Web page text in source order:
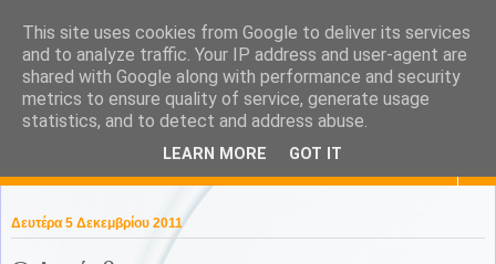
KaPa. Me without you...tea
without a biscuit!
Δευτέρα 5 Δεκεμβρίου 2011
This site uses cookies from Google to deliver its services
and to analyze traffic. Your IP address and user-agent are
shared with Google along with performance and security
metrics to ensure quality of service, generate usage
statistics, and to detect and address abuse.
LEARN MORE GOT IT